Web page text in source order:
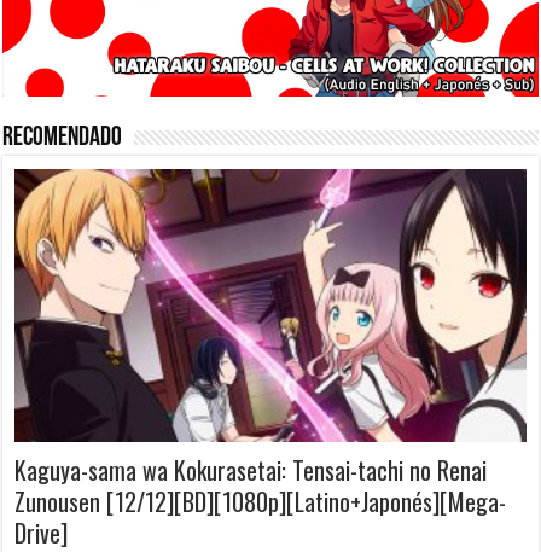
Recomendado
Kaguya-sama wa Kokurasetai: Tensai-tachi no Renai
Zunousen [12/12][BD][1080p][Latino+Japonés][Mega-
Drive]